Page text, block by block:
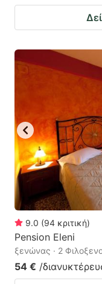
9.0 (94 κριτική)
Pension Eleni
ξενώνας · 2
54 € /